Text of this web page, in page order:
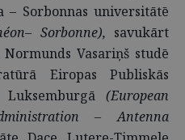
– Sorbonnas universitātē
Sorbonne), savukārt
Vasariņš studē
Eiropas Publiskās
(European
– Antenna